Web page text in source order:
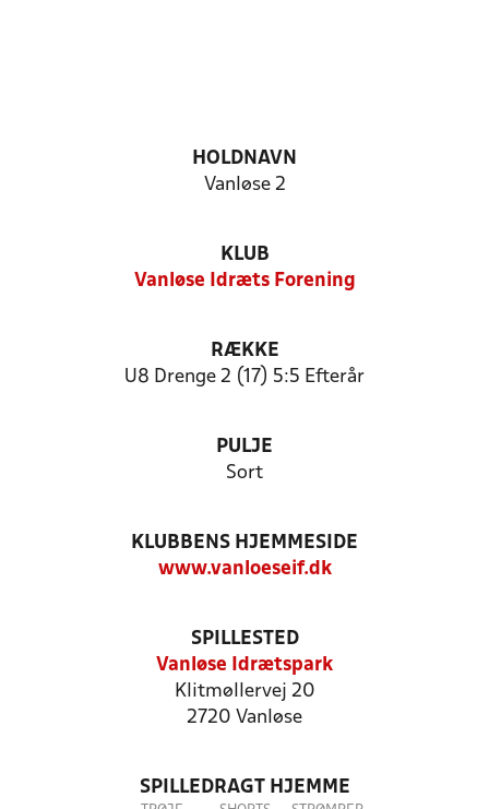
HOLDNAVN
Vanløse 2
KLUB
Vanløse Idræts Forening
RÆKKE
U8 Drenge 2 (17) 5:5 Efterår
PULJE
Sort
KLUBBENS HJEMMESIDE
www.vanloeseif.dk
SPILLESTED
Vanløse Idrætspark
Klitmøllervej 20
2720 Vanløse
SPILLEDRAGT HJEMME